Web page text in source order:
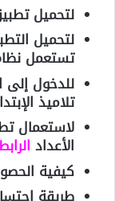
لتحميل
لتحميل
تستعمل
للدخول
تلاميذ
لاستعمال
الأعداد
كيفية